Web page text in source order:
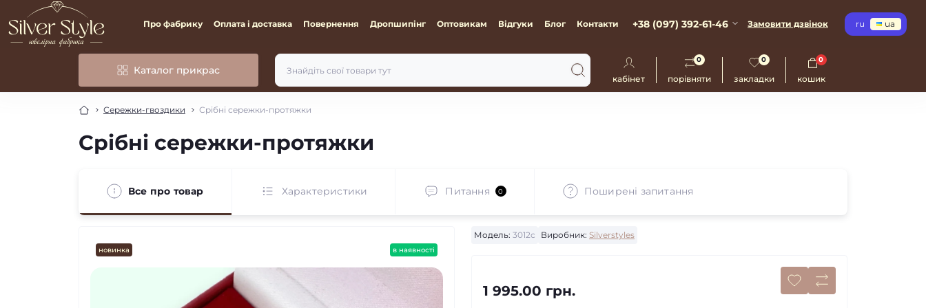
Про фабрику Оплата і доставка Повернення Дропшипінг Оптовикам Відгуки Блог Контакти +38 (097) 392-61-46 Замовити дзвінок ru ua
Каталог прикрас
кабінет порівняти
0
закладки
0
кошик
0
Сережки-гвоздики Срібні сережки-протяжки
Срібні сережки-протяжки
Все про товар Характеристики Питання 0 Поширені запитання
новинка в наявності
Модель: 3012с Виробник: Silverstyles
1 995.00 грн.